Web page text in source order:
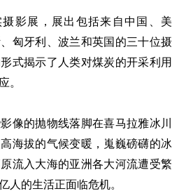
摄影展，展出包括来自中国、美
匈牙利、波兰和英国的三十位摄
式揭示了人类对煤炭的开采利用
。
像的抛物线落脚在喜马拉雅冰川
海拔的气候变暖，嵬巍磅礴的冰
流入大海的亚洲各大河流遭受繁
人的生活正面临危机。